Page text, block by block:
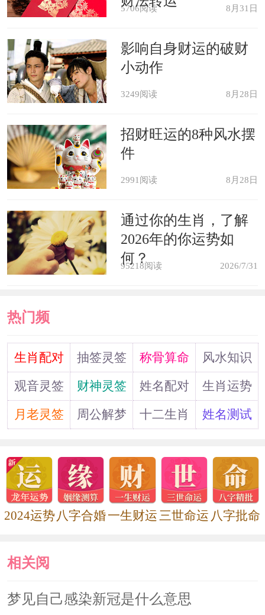
梦见自己身上有癣，预示在不久的
将来你会得小毛病，或者遇到让人非常
梦见别人身上有癣，预示需要救助
的乞丐，无休止的慈善捐助的请求，都
梦见流脓血的疖子，你很快会遇到
不顺心的事情。也许是朋友的虚伪将给
围的人将要患病。
梦见你为身上的疣困扰，预示你将
无法跨越成功获取名利的障碍。
梦见疣从你的手上脱落，预示在积
探寻获取财富的过程中，你将会克服所
遭遇的种种困难。
暗藏着怀有恶意的人。梦见你为他们医
治，表明你将不得不花大力气与之抗
5706阅读 8月31日
影响自身财运的破财
小动作
3249阅读 8月28日
招财旺运的8种风水摆
件
2991阅读 8月28日
通过你的生肖，了解
2026年的你运势如
何？
95218阅读 2026/7/31
热门频
道生肖配对 抽签灵签 称骨算命
风水知识
观音灵签
财神灵签 姓名配对
生肖运势
月老灵签
周公解梦 十二生肖 姓名测试
2024运势 八字合婚一生财运三世命运 八字批命
相关阅
读
梦见自己感染新冠是什么意思